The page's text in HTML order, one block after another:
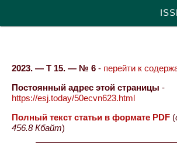
2023. — Т 15. — № 6 - перейти к
Постоянный адрес этой страницы -
https://esj.today/50ecvn623.html
Полный текст статьи в формате PDF (
456.8 Кбайт)